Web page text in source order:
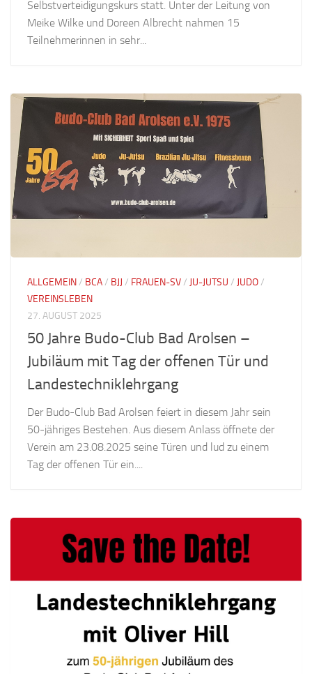
Selbstverteidigungskurs statt. Unter der Leitung von
Meike Wilke und Doreen Albrecht nahmen 15
Teilnehmerinnen in sehr...
ALLGEMEIN/ BCA/ BJJ / FRAUEN-SV/ JU-JUTSU / JUDO/
VEREINSLEBEN
27. AUGUST 2025
50 Jahre Budo-Club Bad Arolsen –
Jubiläum mit Tag der offenen Tür und
Landestechniklehrgang
Der Budo-Club Bad Arolsen feiert in diesem Jahr sein
50-jähriges Bestehen. Aus diesem Anlass öffnete der
Verein am 23.08.2025 seine Türen und lud zu einem
Tag der offenen Tür ein....